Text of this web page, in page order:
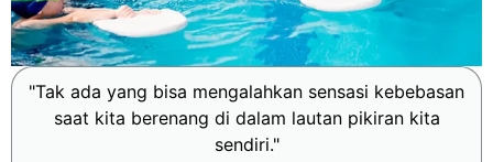
"Tak ada yang bisa mengalahkan sensasi kebebasan
saat kita berenang di dalam lautan pikiran kita
sendiri."